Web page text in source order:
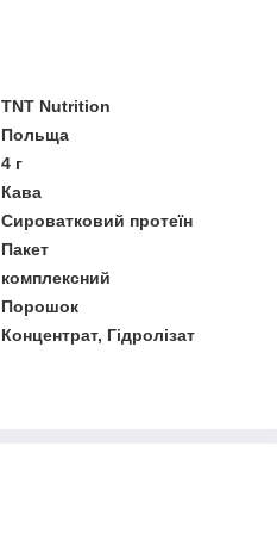
TNT Nutrition
Польща
4 г
Кава
Сироватковий протеїн
Пакет
комплексний
Порошок
Концентрат, Гідролізат